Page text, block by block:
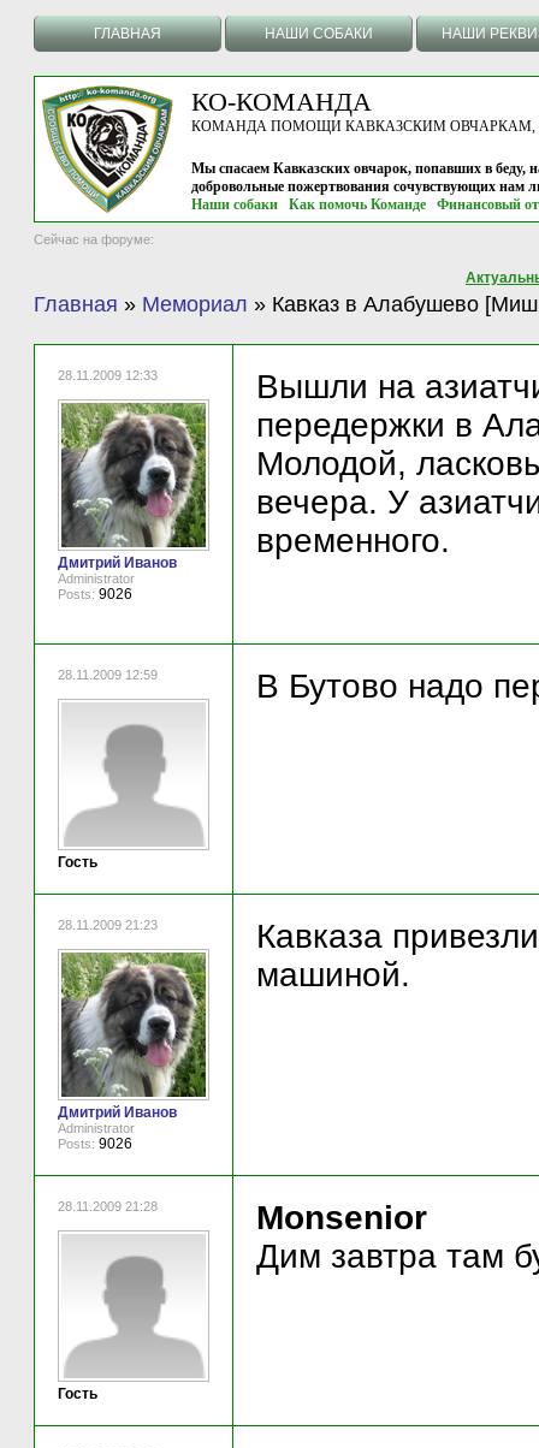
ГЛАВНАЯ НАШИ СОБАКИ НАШИ
КО-КОМАНДА
КОМАНДА ПОМОЩИ КАВКАЗСКИМ ОВЧАРКАМ, г.
Мы спасаем Кавказских овчарок, попавших в беду,
добровольные пожертвования сочувствующих нам
Наши собаки
Как помочь Команде Финансовый
Сейчас на форуме:
Главная » Мемориал » Кавказ в Алабушево
28.11.2009 12:33
Дмитрий Иванов
Administrator
Posts: 9026
Вышли на
передержки в
Молодой,
вечера. У
временного.
28.11.2009 12:59
Гость
В Бутово надо
28.11.2009 21:23
Дмитрий Иванов
Administrator
Posts: 9026
Кавказа
машиной.
28.11.2009 21:28
Гость
Monsenior
Дим завтра там